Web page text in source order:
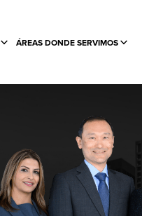
ÁREAS DONDE SERVIMOS